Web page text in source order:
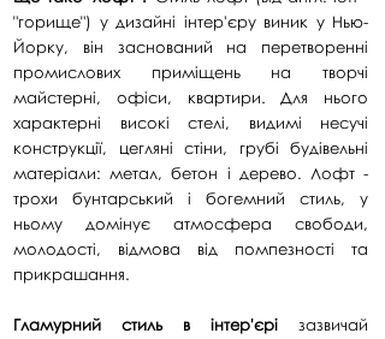
"горище") у дизайні інтер'єру виник у Нью-
Йорку, він заснований на перетворенні
промислових приміщень на творчі
майстерні, офіси, квартири. Для нього
характерні високі стелі, видимі несучі
конструкції, цегляні стіни, грубі будівельні
матеріали: метал, бетон і дерево. Лофт -
трохи бунтарський і богемний стиль, у
ньому домінує атмосфера свободи,
молодості, відмова від помпезності та
прикрашання.
Гламурний стиль в інтер'єрі зазвичай